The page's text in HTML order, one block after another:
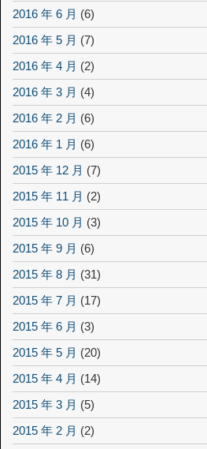
2016 年 6 月 (6)
2016 年 5 月 (7)
2016 年 4 月 (2)
2016 年 3 月 (4)
2016 年 2 月 (6)
2016 年 1 月 (6)
2015 年 12 月 (7)
2015 年 11 月 (2)
2015 年 10 月 (3)
2015 年 9 月 (6)
2015 年 8 月 (31)
2015 年 7 月 (17)
2015 年 6 月 (3)
2015 年 5 月 (20)
2015 年 4 月 (14)
2015 年 3 月 (5)
2015 年 2 月 (2)